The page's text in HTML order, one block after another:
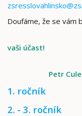
Doufáme, že se vám
vaši účast!
Petr
1. ročník
2. - 3. ročník